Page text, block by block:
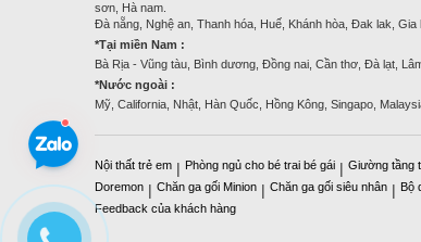
sơn, Hà nam.
Đà nẵng, Nghệ an, Thanh hóa, Huế, Khánh hòa, Đak lak,
*Tại miền Nam :
Bà Rịa - Vũng tàu, Bình dương, Đồng nai, Cần thơ, Đà lạt,
*Nước ngoài :
Mỹ, California, Nhật, Hàn Quốc, Hồng Kông, Singapo,
Nội thất trẻ em | Phòng ngủ cho bé trai bé gái | Giường tầng
Doremon | Chăn ga gối Minion | Chăn ga gối siêu nhân | Bộ
Feedback của khách hàng